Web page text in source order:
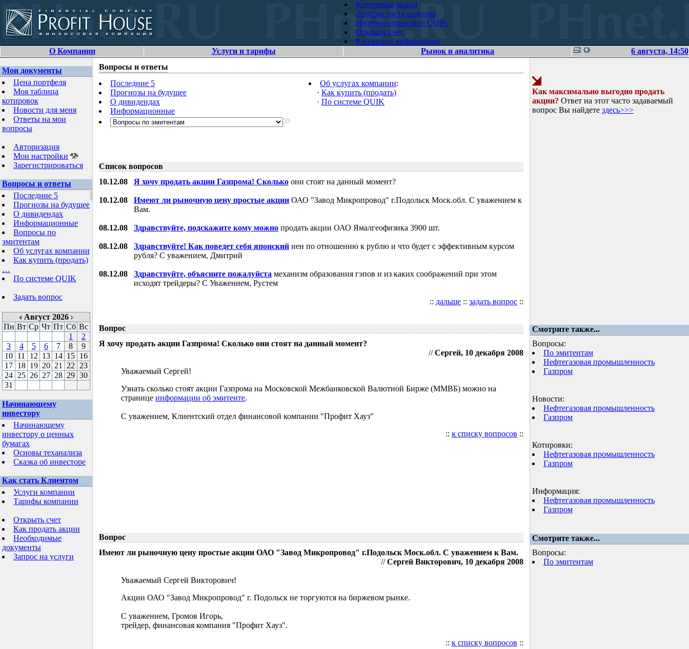
Котировки акций
Лидеры роста-падения
Интернет-трейдинг QUIK
Открыть счет
Раскрытие информации
О Компании
Услуги и тарифы Рынок и аналитика 6 августа, 14:50
Мои документы
Цена портфеля
Моя таблица
котировок
Новости для меня
Ответы на мои
вопросы
Авторизация
Мои настройки
Зарегистрироваться
Вопросы и ответы
Последние 5
Прогнозы на будущее
О дивидендах
Информационные
Вопросы по
эмитентам
Об услугах компании
Как купить (продать)
…
По системе QUIK
Задать вопрос
Август 2026
Пн Вт Ср Чт Пт Сб Вс
1
2
3
4 5 6 7 8
9
10 11 12 13 14 15 16
17 18 19 20 21 22
23
24 25 26 27 28 29 30
31
Начинающему
инвестору
Начинающему
инвестору о ценных
бумагах
Основы теханализа
Сказка об инвесторе
Как стать Клиентом
Услуги компании
Тарифы компании
Открыть счет
Как продать акции
Необходимые
документы
Запрос на услуги
Вопросы и ответы
Последние 5
Прогнозы на будущее
О дивидендах
Информационные
Об услугах компании:
· Как купить (продать)
· По системе QUIK
Список вопросов
10.12.08 Я хочу продать акции Газпрома! Сколько они стоят на данный момент?
10.12.08 Имеют ли рыночную цену простые акции ОАО "Завод Микропровод" г.Подольск Моск.обл. С уважением к
Вам.
08.12.08 Здравствуйте, подскажите кому можно продать акции ОАО Ямалгеофизика 3900 шт.
08.12.08 Здравствуйте! Как поведет себя японский иен по отношению к рублю и что будет с эффективным курсом
рубля? С уважением, Дмитрий
08.12.08 Здравствуйте, объясните пожалуйста механизм образования гэпов и из каких соображений при этом
исходят трейдеры? С Уважением, Рустем
:: дальше :: задать вопрос ::
Как максимально выгодно продать
акции? Ответ на этот часто задаваемый
вопрос Вы найдете здесь>>>
Вопрос
Смотрите также...
Я хочу продать акции Газпрома! Сколько они стоят на данный момент?
//Сергей, 10 декабря 2008
Уважаемый Сергей!
Узнать сколько стоят акции Газпрома на Московской Межбанковской Валютной Бирже (ММВБ) можно на
странице информации об эмитенте.
С уважением, Клиентский отдел финансовой компании "Профит Хауз"
:: к списку вопросов ::
Вопросы:
По эмитентам
Нефтегазовая промышленность
Газпром
Новости:
Нефтегазовая промышленность
Газпром
Котировки:
Нефтегазовая промышленность
Газпром
Информация:
Нефтегазовая промышленность
Газпром
Вопрос
Смотрите также...
Имеют ли рыночную цену простые акции ОАО "Завод Микропровод" г.Подольск Моск.обл. С уважением к Вам.
//Сергей Викторович, 10 декабря 2008
Уважаемый Сергей Викторович!
Акции ОАО "Завод Микропровод" г. Подольск не торгуются на биржевом рынке.
С уважением, Громов Игорь,
трейдер, финансовая компания "Профит Хауз".
:: к списку вопросов ::
Вопросы:
По эмитентам